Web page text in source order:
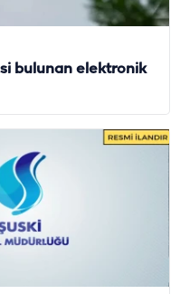
bulunan elektronik